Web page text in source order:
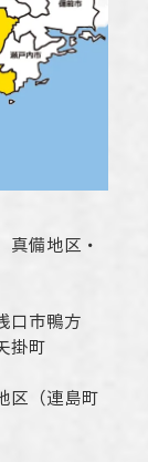
真備地区・
口市鴨方
掛町
区（連島町